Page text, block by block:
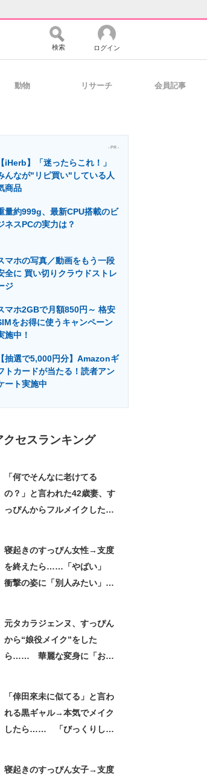
マーケ×ITの今がよく分かる
建設×テクノロジーの最前線
検索 ログイン
動物 リサーチ 会員記事
- PR -
【iHerb】「迷ったらこれ！」
んなが"リピ買い"している人
商品
量約999g、最新CPU搭載のビ
ネスPCの実力は？
マホの写真／動画をもう一段
全に 買い切りクラウドストレ
ジ
マホ2GBで月額850円～ 格安
をお得に使うキャンペーン
施中！
【抽選で5,000円分】Amazonギ
トカードが当たる！読者アン
ート実施中
クセスランキング
「何でそんなに老けてる
の？」と言われた42歳妻、す
っぴんからフルメイクした
寝起きのすっぴん女性→支度
を終えたら……「やばい」
衝撃の姿に「別人みたい」
元タカラジェンヌ、すっぴん
から“娘役メイク”をした
ら…… 華麗な変身に「おぉ
「倖田來未に似てる」と言わ
れる黒ギャル→本気でメイク
したら…… 「びっくりし
寝起きのすっぴん女子→支度